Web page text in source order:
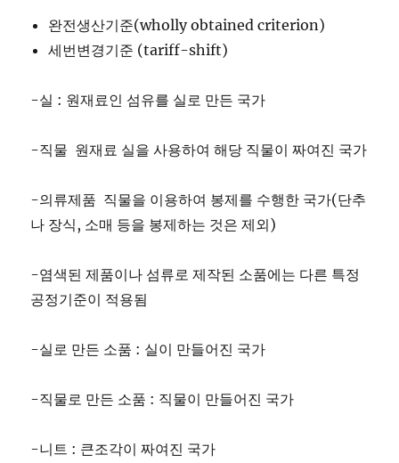
완전생산기준(wholly obtained criterion)
세번변경기준 (tariff-shift)
-실 : 원재료인 섬유를 실로 만든 국가
-직물 원재료 실을 사용하여 해당 직물이 짜여진 국가
-의류제품 직물을 이용하여 봉제를 수행한 국가(단추
나 장식, 소매 등을 봉제하는 것은 제외)
-염색된 제품이나 섬류로 제작된 소품에는 다른 특정
공정기준이 적용됨
-실로 만든 소품 : 실이 만들어진 국가
-직물로 만든 소품 : 직물이 만들어진 국가
-니트 : 큰조각이 짜여진 국가